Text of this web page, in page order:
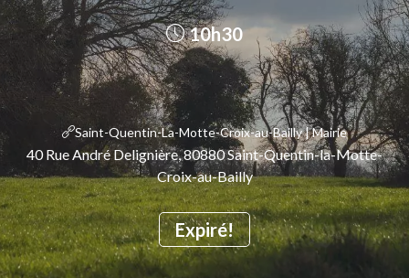
Expiré!
10h30
Saint-Quentin-La-Motte-Croix-au-Bailly | Mairie
40 Rue André Delignière, 80880 Saint-Quentin-la-Motte-
Croix-au-Bailly